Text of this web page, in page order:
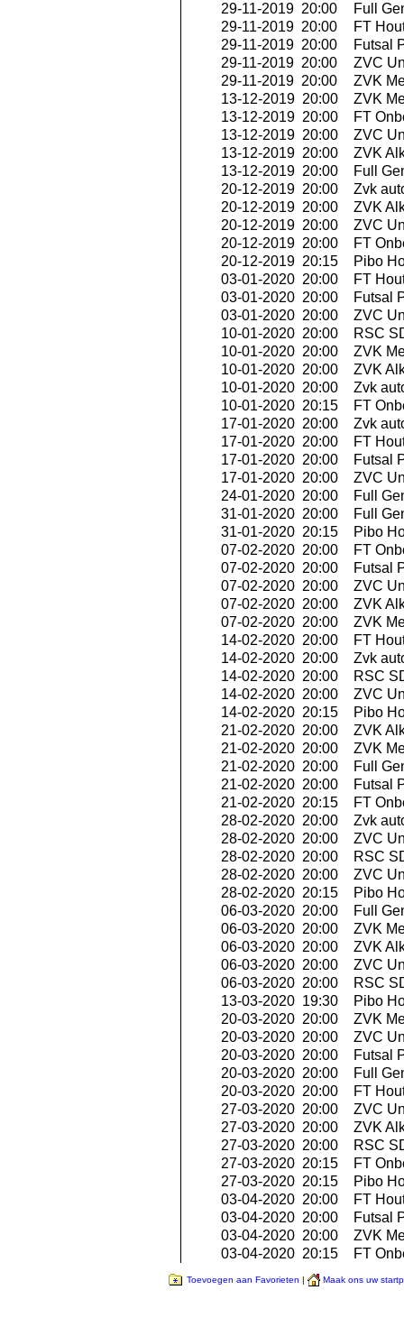
29-11-2019 20:00
Full
29-11-2019 20:00
FT
29-11-2019 20:00
Futsal
29-11-2019 20:00
ZVC
29-11-2019 20:00
ZVK
13-12-2019 20:00
ZVK
13-12-2019 20:00
FT
13-12-2019 20:00
ZVC
13-12-2019 20:00
ZVK
13-12-2019 20:00
Full
20-12-2019 20:00
Zvk
20-12-2019 20:00
ZVK
20-12-2019 20:00
ZVC
20-12-2019 20:00
FT
20-12-2019 20:15
Pibo
03-01-2020 20:00
FT
03-01-2020 20:00
Futsal
03-01-2020 20:00
ZVC
10-01-2020 20:00
RSC
10-01-2020 20:00
ZVK
10-01-2020 20:00
ZVK
10-01-2020 20:00
Zvk
10-01-2020 20:15
FT
17-01-2020 20:00
Zvk
17-01-2020 20:00
FT
17-01-2020 20:00
Futsal
17-01-2020 20:00
ZVC
24-01-2020 20:00
Full
31-01-2020 20:00
Full
31-01-2020 20:15
Pibo
07-02-2020 20:00
FT
07-02-2020 20:00
Futsal
07-02-2020 20:00
ZVC
07-02-2020 20:00
ZVK
07-02-2020 20:00
ZVK
14-02-2020 20:00
FT
14-02-2020 20:00
Zvk
14-02-2020 20:00
RSC
14-02-2020 20:00
ZVC
14-02-2020 20:15
Pibo
21-02-2020 20:00
ZVK
21-02-2020 20:00
ZVK
21-02-2020 20:00
Full
21-02-2020 20:00
Futsal
21-02-2020 20:15
FT
28-02-2020 20:00
Zvk
28-02-2020 20:00
ZVC
28-02-2020 20:00
RSC
28-02-2020 20:00
ZVC
28-02-2020 20:15
Pibo
06-03-2020 20:00
Full
06-03-2020 20:00
ZVK
06-03-2020 20:00
ZVK
06-03-2020 20:00
ZVC
06-03-2020 20:00
RSC
13-03-2020 19:30
Pibo
20-03-2020 20:00
ZVK
20-03-2020 20:00
ZVC
20-03-2020 20:00
Futsal
20-03-2020 20:00
Full
20-03-2020 20:00
FT
27-03-2020 20:00
ZVC
27-03-2020 20:00
ZVK
27-03-2020 20:00
RSC
27-03-2020 20:15
FT
27-03-2020 20:15
Pibo
03-04-2020 20:00
FT
03-04-2020 20:00
Futsal
03-04-2020 20:00
ZVK
03-04-2020 20:15
FT
Toevoegen aan Favorieten | Maak ons uw